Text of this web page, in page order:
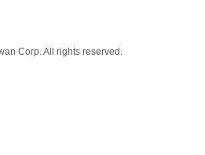
Corp. All rights reserved.